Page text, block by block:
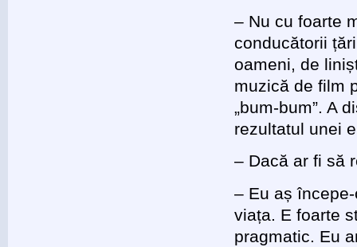
– Nu cu foarte
conducătorii
oameni, de
muzică de film
„bum-bum”. A
rezultatul unei
– Dacă ar fi să
– Eu aș
viața. E foarte
pragmatic. Eu